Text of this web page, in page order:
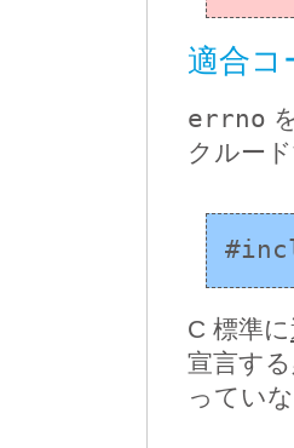
適合コ
errno
クルー
C 標準に
宣言す
ってい